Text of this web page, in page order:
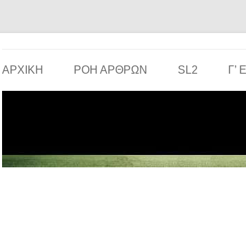
ΑΡΧΙΚΗ ΡΟΗ ΑΡΘΡΩΝ SL2 Γ’